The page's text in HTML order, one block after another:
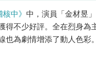
核中》 中，演員「金材昱
得不少好評。全在烈身為
也為劇情增添了動人色彩。